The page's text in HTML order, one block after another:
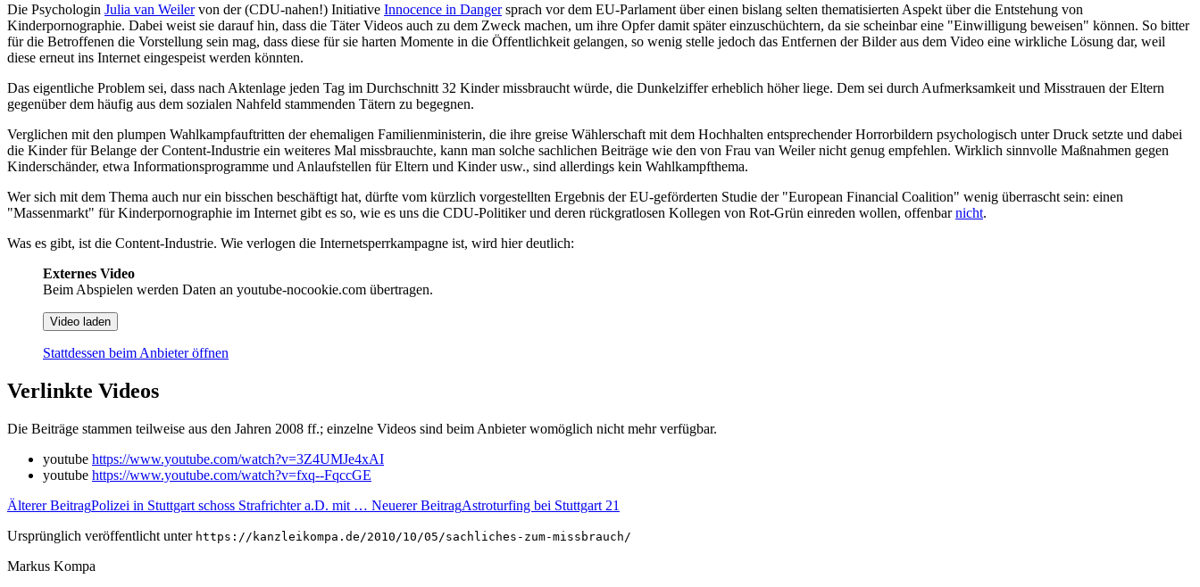
Die Psychologin Julia van Weilervon der (CDU-nahen!) Initiative Innocence in Dangersprach vor dem EU-Parlament über einen bislang selten thematisierten Aspekt über die Entstehung von
Kinderpornographie. Dabei weist sie darauf hin, dass die Täter Videos auch zu dem Zweck machen, um ihre Opfer damit später einzuschüchtern, da sie scheinbar eine "Einwilligung beweisen" können. So bitter
für die Betroffenen die Vorstellung sein mag, dass diese für sie harten Momente in die Öffentlichkeit gelangen, so wenig stelle jedoch das Entfernen der Bilder aus dem Video eine wirkliche Lösung dar, weil
diese erneut ins Internet eingespeist werden könnten.
Das eigentliche Problem sei, dass nach Aktenlage jeden Tag im Durchschnitt 32 Kinder missbraucht würde, die Dunkelziffer erheblich höher liege. Dem sei durch Aufmerksamkeit und Misstrauen der Eltern
gegenüber dem häufig aus dem sozialen Nahfeld stammenden Tätern zu begegnen.
Verglichen mit den plumpen Wahlkampfauftritten der ehemaligen Familienministerin, die ihre greise Wählerschaft mit dem Hochhalten entsprechender Horrorbildern psychologisch unter Druck setzte und dabei
die Kinder für Belange der Content-Industrie ein weiteres Mal missbrauchte, kann man solche sachlichen Beiträge wie den von Frau van Weiler nicht genug empfehlen. Wirklich sinnvolle Maßnahmen gegen
Kinderschänder, etwa Informationsprogramme und Anlaufstellen für Eltern und Kinder usw., sind allerdings kein Wahlkampfthema.
Wer sich mit dem Thema auch nur ein bisschen beschäftigt hat, dürfte vom kürzlich vorgestellten Ergebnis der EU-geförderten Studie der "European Financial Coalition" wenig überrascht sein: einen
"Massenmarkt" für Kinderpornographie im Internet gibt es so, wie es uns die CDU-Politiker und deren rückgratlosen Kollegen von Rot-Grün einreden wollen, offenbarnicht.
Was es gibt, ist die Content-Industrie. Wie verlogen die Internetsperrkampagne ist, wird hier deutlich:
Externes Video
Beim Abspielen werden Daten an youtube-nocookie.com übertragen.
Video laden
Stattdessen beim Anbieter öffnen
Verlinkte Videos
Die Beiträge stammen teilweise aus den Jahren 2008 ff.; einzelne Videos sind beim Anbieter womöglich nicht mehr verfügbar.
youtube https://www.youtube.com/watch?v=3Z4UMJe4xAI
youtube https://www.youtube.com/watch?v=fxq--FqccGE
Älterer BeitragPolizei in Stuttgart schoss Strafrichter a.D. mit … Neuerer BeitragAstroturfing bei Stuttgart 21
Ursprünglich veröffentlicht unter https://kanzleikompa.de/2010/10/05/sachliches-zum-missbrauch/
Markus Kompa